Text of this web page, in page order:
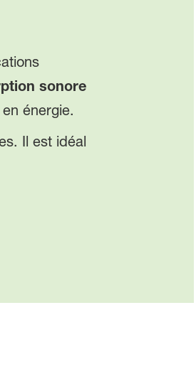
sonore
énergie.
Il est idéal